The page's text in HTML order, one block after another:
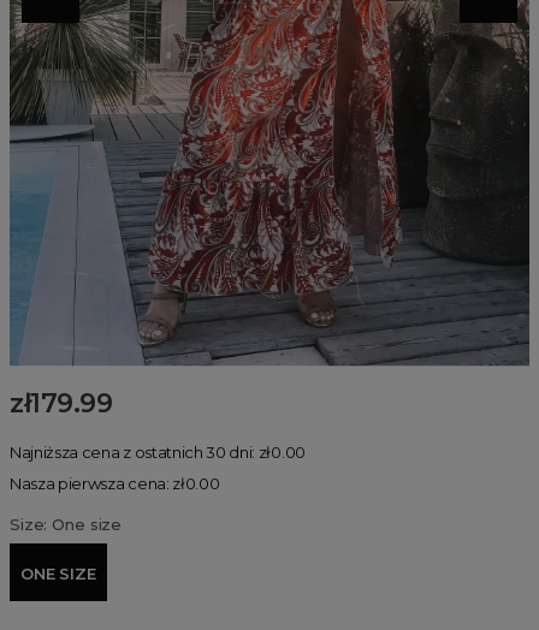
zł179.99
Najniższa cena z ostatnich 30 dni: zł0.00
Nasza pierwsza cena: zł0.00
Size: One size
ONE SIZE